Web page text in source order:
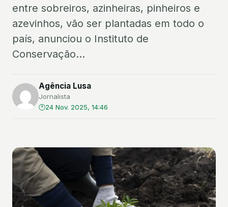
entre sobreiros, azinheiras, pinheiros e
azevinhos, vão ser plantadas em todo o
país, anunciou o Instituto de
Conservação...
Agência Lusa
Jornalista
24 Nov. 2025, 14:46